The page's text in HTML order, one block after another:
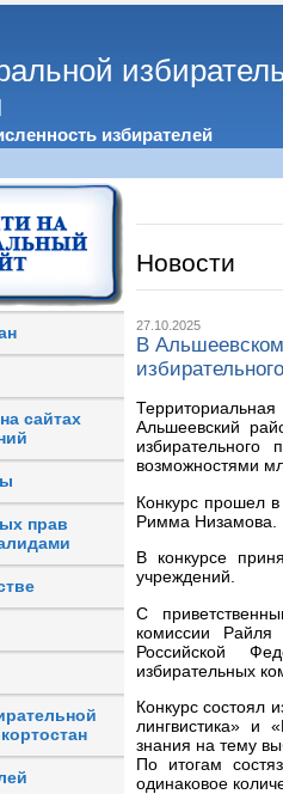
избирателей
сайтах
прав
Новости
27.10.2025
В
Альшеевский
возможностями
Конкурс прошел
Римма Низамова.
В конкурсе
учреждений.
С
комиссии
Российской
избирательных
Конкурс состоял
лингвистика» и
знания на тему
По итогам
одинаковое